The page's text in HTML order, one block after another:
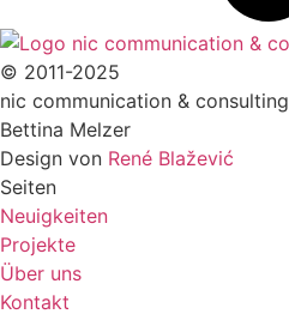
© 2011-2025
nic communication & consulting
Bettina Melzer
Design von René Blažević
Seiten
Neuigkeiten
Projekte
Über uns
Kontakt